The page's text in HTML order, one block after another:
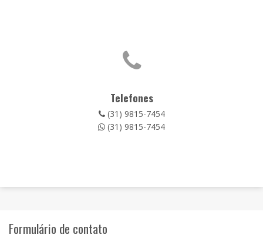
Telefones
(31) 9815-7454
(31) 9815-7454
Formulário de contato